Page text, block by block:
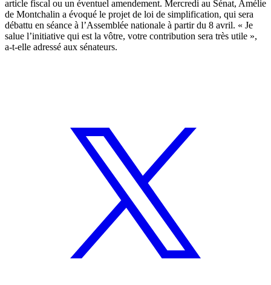
article fiscal ou un éventuel amendement. Mercredi au Sénat, Amélie
de Montchalin a évoqué le projet de loi de simplification, qui sera
débattu en séance à l’Assemblée nationale à partir du 8 avril. « Je
salue l’initiative qui est la vôtre, votre contribution sera très utile »,
a-t-elle adressé aux sénateurs.